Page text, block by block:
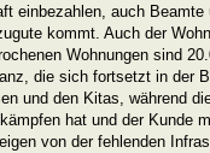
einbezahlen, auch Beamte
kommt. Auch der
Wohnungen sind
die sich fortsetzt in der
und den Kitas, während
hat und der Kunde
von der fehlenden